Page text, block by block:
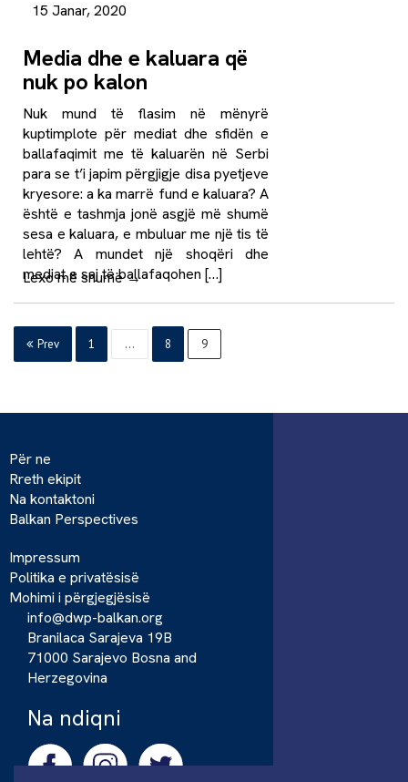
15 Janar, 2020
Media dhe e kaluara që
nuk po kalon
Nuk mund të flasim në mënyrë
kuptimplote për mediat dhe sfidën e
ballafaqimit me të kaluarën në Serbi
para se t’i japim përgjigje disa pyetjeve
kryesore: a ka marrë fund e kaluara? A
është e tashmja jonë asgjë më shumë
sesa e kaluara, e mbuluar me një tis të
lehtë? A mundet një shoqëri dhe
mediat e saj të ballafaqohen […]
Lexo më shumë→
Prev 1 … 8 9
Për ne
Rreth ekipit
Na kontaktoni
Balkan Perspectives
Impressum
Politika e privatësisë
Mohimi i përgjegjësisë
info@dwp-balkan.org
Branilaca Sarajeva 19B
71000 Sarajevo Bosna and
Herzegovina
Na ndiqni